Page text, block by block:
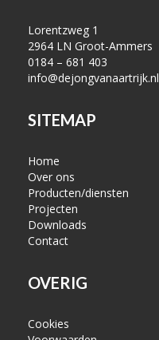
Lorentzweg 1
2964 LN Groot-Ammers
0184 – 681 403
info@dejongvanaartrijk.nl
SITEMAP
Home
Over ons
Producten/diensten
Projecten
Downloads
Contact
OVERIG
Cookies